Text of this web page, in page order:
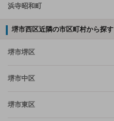
浜寺昭和町
堺市西区近隣の市区町村から探す
堺市堺区
堺市中区
堺市東区